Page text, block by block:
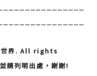
世界. All rights
列明出處，謝謝!